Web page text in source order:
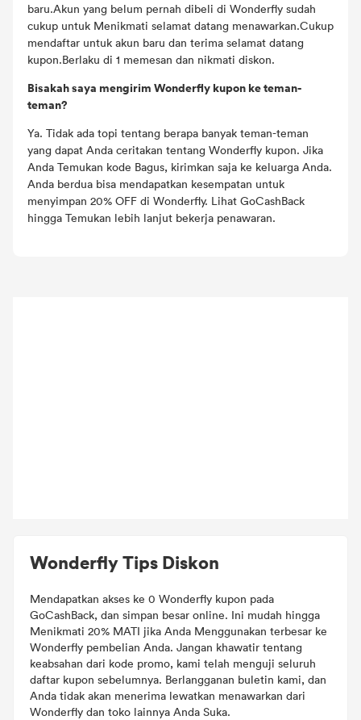
Wonderfly Tips Diskon
Mendapatkan akses ke 0 Wonderfly kupon pada
GoCashBack, dan simpan besar online. Ini mudah hingga
Menikmati 20% MATI jika Anda Menggunakan terbesar ke
Wonderfly pembelian Anda. Jangan khawatir tentang
keabsahan dari kode promo, kami telah menguji seluruh
daftar kupon sebelumnya. Berlangganan buletin kami, dan
Anda tidak akan menerima lewatkan menawarkan dari
Wonderfly dan toko lainnya Anda Suka.
baru.Akun yang belum pernah dibeli di Wonderfly sudah
cukup untuk Menikmati selamat datang menawarkan.Cukup
mendaftar untuk akun baru dan terima selamat datang
kupon.Berlaku di 1 memesan dan nikmati diskon.
Bisakah saya mengirim Wonderfly kupon ke teman-
teman?
Ya. Tidak ada topi tentang berapa banyak teman-teman
yang dapat Anda ceritakan tentang Wonderfly kupon. Jika
Anda Temukan kode Bagus, kirimkan saja ke keluarga Anda.
Anda berdua bisa mendapatkan kesempatan untuk
menyimpan 20% OFF di Wonderfly. Lihat GoCashBack
hingga Temukan lebih lanjut bekerja penawaran.